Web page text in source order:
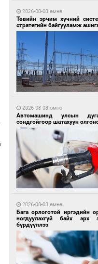
11 цагийн өмнө өмнө
УИХ-ын дарга С.Бямбацогт
тэнгэрийг тахих тахилгад
11 цагийн өмнө өмнө
Зургаан цагаан мэнгэтэй
өдөр
11 цагийн өмнө өмнө
2026-08-03 өмнө
Төвийн эрчим хүчний
стратегийн байгууламж
2026-08-03 өмнө
Автомашинд улсын
сондгойгоор шатахуун
2026-08-03 өмнө
Бага орлоготой иргэдийн
ногдуулахгүй байх эрх
бүрдүүллээ